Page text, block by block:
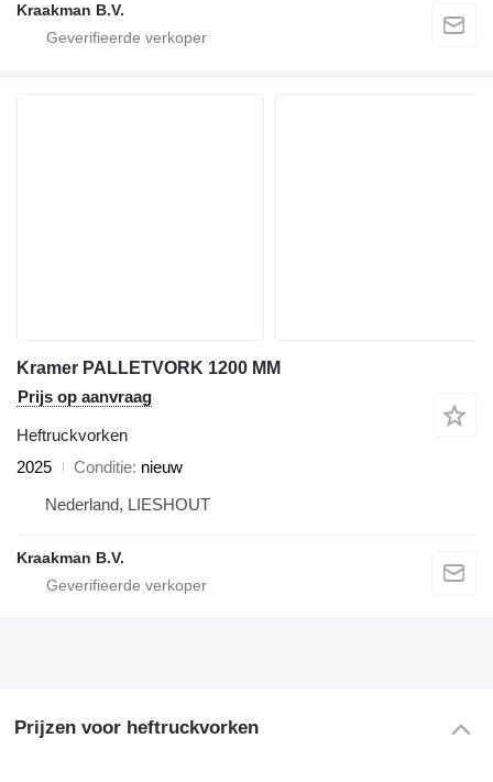
Kraakman B.V.
Kramer PALLETVORK 1200 MM
Prijs op aanvraag
Heftruckvorken
2025
Conditie nieuw
Nederland, LIESHOUT
Kraakman B.V.
Prijzen voor heftruckvorken